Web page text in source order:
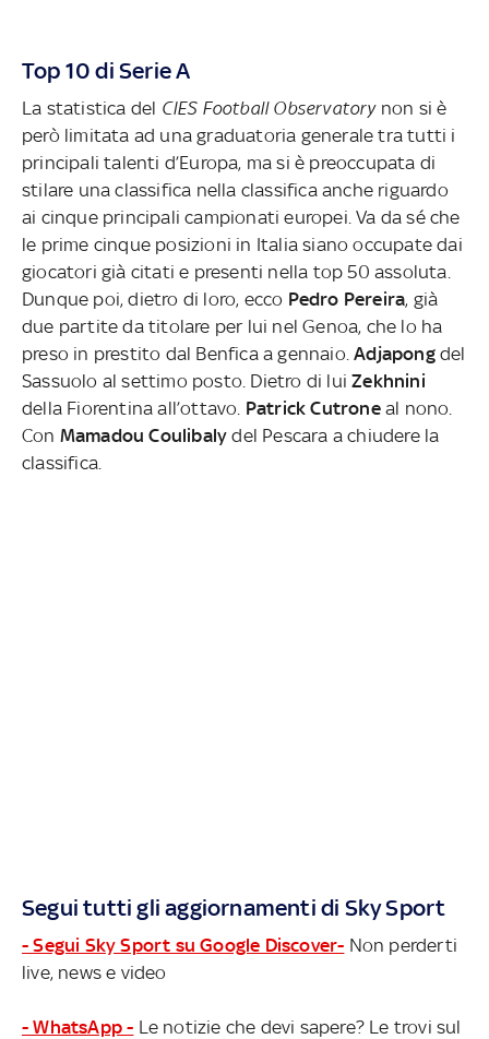
Top 10 di Serie A
La statistica del CIES Football Observatory non si è
però limitata ad una graduatoria generale tra tutti i
principali talenti d’Europa, ma si è preoccupata di
stilare una classifica nella classifica anche riguardo
ai cinque principali campionati europei. Va da sé che
le prime cinque posizioni in Italia siano occupate dai
giocatori già citati e presenti nella top 50 assoluta.
Dunque poi, dietro di loro, ecco Pedro Pereira, già
due partite da titolare per lui nel Genoa, che lo ha
preso in prestito dal Benfica a gennaio.Adjapongdel
Sassuolo al settimo posto. Dietro di luiZekhnini
della Fiorentina all’ottavo. Patrick Cutroneal nono.
Con Mamadou Coulibaly del Pescara a chiudere la
classifica.
Segui tutti gli aggiornamenti di Sky Sport
- Segui Sky Sport su Google Discover- Non perderti
live, news e video
- WhatsApp - Le notizie che devi sapere? Le trovi sul